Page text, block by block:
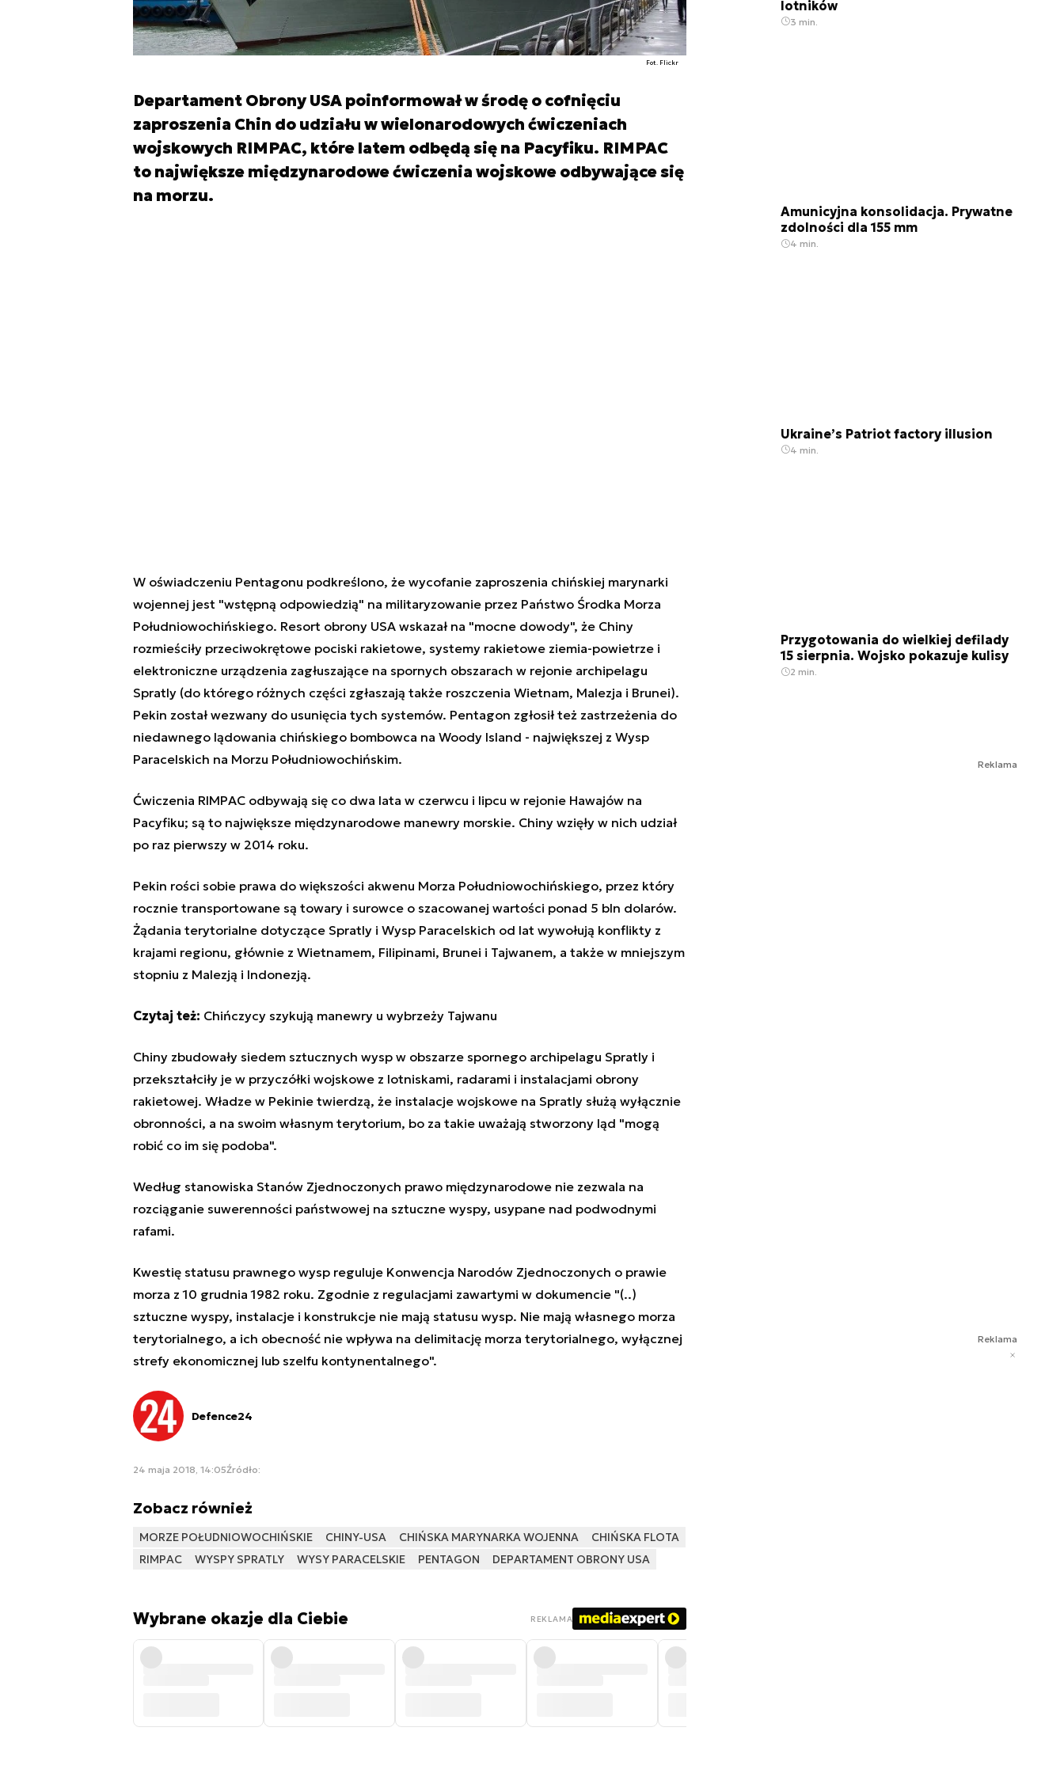
Fot. Flickr
Departament Obrony USA poinformował w środę o cofnięciu
zaproszenia Chin do udziału w wielonarodowych ćwiczeniach
wojskowych RIMPAC, które latem odbędą się na Pacyfiku. RIMPAC
to największe międzynarodowe ćwiczenia wojskowe odbywające się
na morzu.
W oświadczeniu Pentagonu podkreślono, że wycofanie zaproszenia chińskiej marynarki
wojennej jest "wstępną odpowiedzią" na militaryzowanie przez Państwo Środka Morza
Południowochińskiego. Resort obrony USA wskazał na "mocne dowody", że Chiny
rozmieściły przeciwokrętowe pociski rakietowe, systemy rakietowe ziemia-powietrze i
elektroniczne urządzenia zagłuszające na spornych obszarach w rejonie archipelagu
Spratly (do którego różnych części zgłaszają także roszczenia Wietnam, Malezja i Brunei).
Pekin został wezwany do usunięcia tych systemów. Pentagon zgłosił też zastrzeżenia do
niedawnego lądowania chińskiego bombowca na Woody Island - największej z Wysp
Paracelskich na Morzu Południowochińskim.
Ćwiczenia RIMPACodbywają się co dwa lata w czerwcu i lipcu w rejonie Hawajów na
Pacyfiku; są to największe międzynarodowe manewry morskie. Chiny wzięły w nich udział
po raz pierwszy w 2014 roku.
Pekin rości sobie prawa do większości akwenu Morza Południowochińskiego, przez który
rocznie transportowane są towary i surowce o szacowanej wartości ponad 5 bln dolarów.
Żądania terytorialne dotyczące Spratly i Wysp Paracelskich od lat wywołują konflikty z
krajami regionu, głównie z Wietnamem, Filipinami, Brunei i Tajwanem, a także w mniejszym
stopniu z Malezją i Indonezją.
Czytaj też: Chińczycy szykują manewry u wybrzeży Tajwanu
Chiny zbudowały siedem sztucznych wysp w obszarze spornego archipelagu Spratly i
przekształciły je w przyczółki wojskowe z lotniskami, radarami i instalacjami obrony
rakietowej. Władze w Pekinie twierdzą, że instalacje wojskowe na Spratly służą wyłącznie
obronności, a na swoim własnym terytorium, bo za takie uważają stworzony ląd "mogą
robić co im się podoba".
Według stanowiska Stanów Zjednoczonych prawo międzynarodowe nie zezwala na
rozciąganie suwerenności państwowej na sztuczne wyspy, usypane nad podwodnymi
rafami.
Kwestię statusu prawnego wysp reguluje Konwencja Narodów Zjednoczonych o prawie
morza z 10 grudnia 1982 roku. Zgodnie z regulacjami zawartymi w dokumencie "(..)
sztuczne wyspy, instalacje i konstrukcje nie mają statusu wysp. Nie mają własnego morza
terytorialnego, a ich obecność nie wpływa na delimitację morza terytorialnego, wyłącznej
strefy ekonomicznej lub szelfu kontynentalnego".
Defence24
24 maja 2018, 14:05Źródło:
Zobacz również
MORZE POŁUDNIOWOCHIŃSKIE CHINY-USA CHIŃSKA MARYNARKA WOJENNA
CHIŃSKA FLOTA
RIMPAC
WYSPY SPRATLY WYSY PARACELSKIE PENTAGON DEPARTAMENT OBRONY USA
Wybrane okazje dla Ciebie REKLAMA
lotników
3 min.
Amunicyjna konsolidacja. Prywatne
zdolności dla 155 mm
4 min.
Ukraine’s Patriot factory illusion
4 min.
Przygotowania do wielkiej defilady
15 sierpnia. Wojsko pokazuje kulisy
2 min.
Reklama
Reklama